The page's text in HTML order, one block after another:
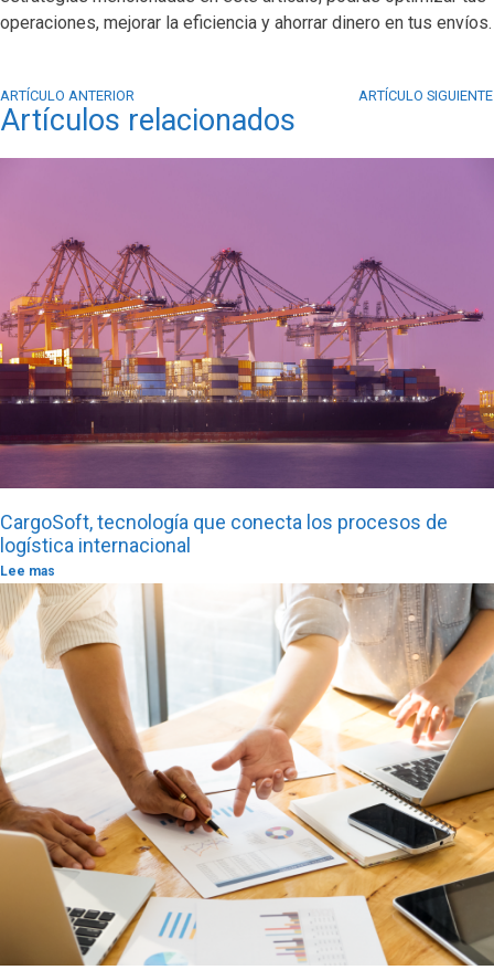
operaciones, mejorar la eficiencia y ahorrar dinero en tus envíos.
ARTÍCULO ANTERIOR ARTÍCULO SIGUIENTE
Artículos relacionados
CargoSoft, tecnología que conecta los procesos de
logística internacional
Lee mas